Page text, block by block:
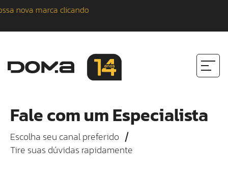
nova marca clicando
Fale com um Especialista
Escolha seu canal preferido
Tire suas dúvidas rapidamente